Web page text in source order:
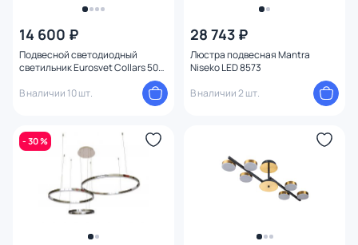
14 600 ₽
Подвесной светодиодный
светильник Eurosvet Collars 50W
LED 6500, 4200, 3300К (теплый,
белый, холодный)
В наличии 10 шт.
28 743 ₽
Люстра подвесная Mantra
Niseko LED 8573
В наличии 2 шт.
- 30 %